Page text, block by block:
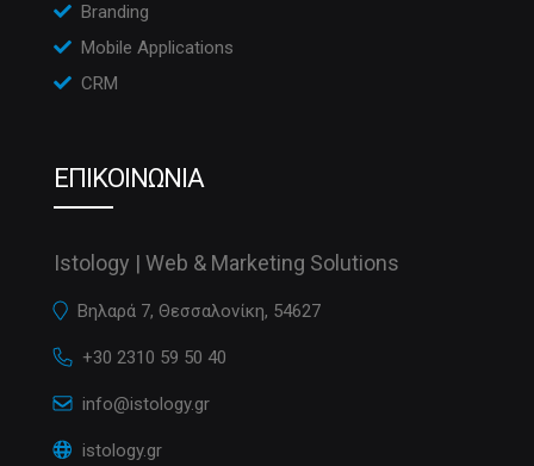
Branding
Mobile Applications
CRM
ΕΠΙΚΟΙΝΩΝΙΑ
Istology | Web & Marketing Solutions
Βηλαρά 7, Θεσσαλονίκη, 54627
+30 2310 59 50 40
info@istology.gr
istology.gr